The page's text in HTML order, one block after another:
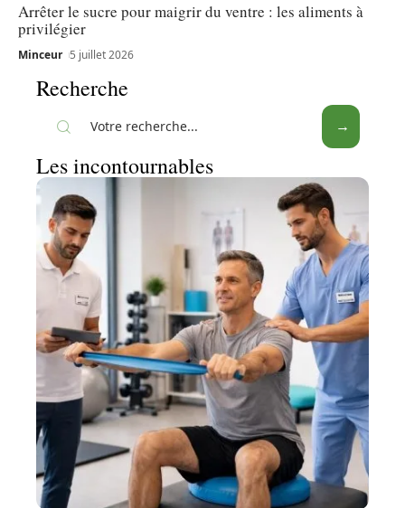
Arrêter le sucre pour maigrir du ventre : les aliments à
privilégier
Minceur 5 juillet 2026
Recherche
Les incontournables